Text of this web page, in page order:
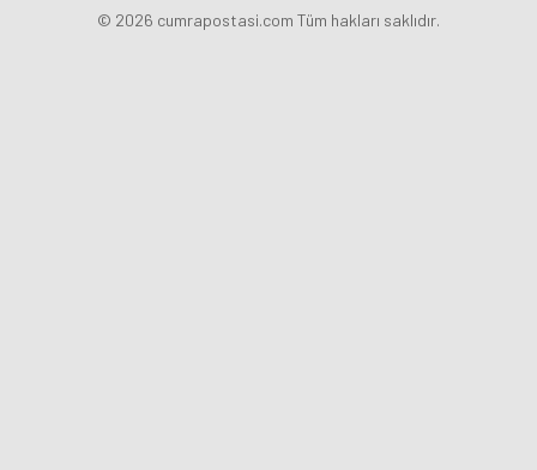
© 2026 cumrapostasi.com Tüm hakları saklıdır.